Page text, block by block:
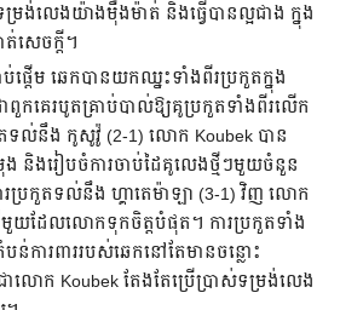
រង់លេងយ៉ាងម៉ឺងម៉ាត់ និងធ្វើបានល្អជាង ក្នុង
សេចក្តី។
ផ្តើម ឆេកបានយកឈ្នះទាំងពីរប្រកួតក្នុង
កគេរបូតគ្រាប់បាល់ឱ្យគូប្រកួតទាំងពីរលើក
ទល់នឹង កូសូវ៉ូ (2-1) លោក Koubek បាន
និងរៀបចំការចាប់ដៃគូលេងថ្មីៗមួយចំនួន
រកួតទល់នឹង ហ្គាតេម៉ាឡា (3-1) វិញ លោក
យដែលលោកទុកចិត្តបំផុត។ ការប្រកួតទាំង
ន់ការពាររបស់ឆេកនៅតែមានចន្លោះ
ោក Koubek តែងតែប្រើប្រាស់ទម្រង់លេង